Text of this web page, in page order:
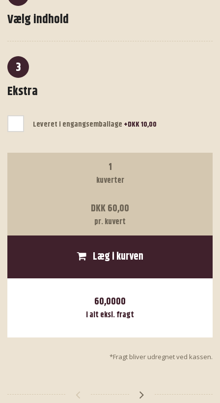
Vælg indhold
3
Ekstra
Leveret i engangsemballage +DKK 10,00
1
kuverter
DKK 60,00
pr. kuvert
Læg i kurven
60,0000
i alt eksl. fragt
*Fragt bliver udregnet ved kassen.